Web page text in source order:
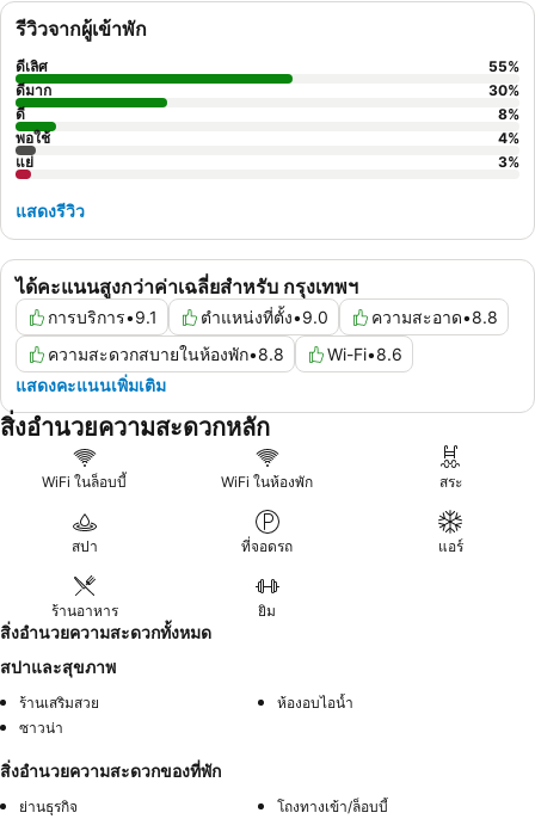
ได้คะแนนสูงกว่าค่าเฉลี่ยสำหรับ กรุงเทพฯ
การบริการ•9.1 ตำแหน่งที่ตั้ง•9.0 ความสะอาด•8.8
ความสะดวกสบายในห้องพัก•8.8 Wi-Fi•8.6
แสดงคะแนนเพิ่มเติม
รีวิวจากผู้เข้าพัก
ดีเลิศ 55%
ดีมาก
30%
ดี
8%
พอใช้
4%
แย่
3%
แสดงรีวิว
สิ่งอำนวยความสะดวกหลัก
WiFi ในล็อบบี้ WiFi ในห้องพัก สระ
สปา ที่จอดรถ แอร์
ร้านอาหาร ยิม
สิ่งอำนวยความสะดวกทั้งหมด
สปาและสุขภาพ
ร้านเสริมสวย
ห้องอบไอน้ำ
ซาวน่า
สิ่งอำนวยความสะดวกของที่พัก
ย่านธุรกิจ โถงทางเข้า/ล็อบบี้